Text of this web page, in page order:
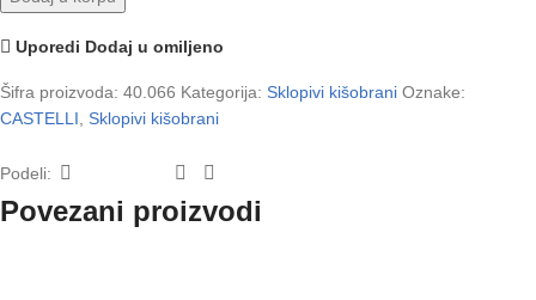
Uporedi Dodaj u omiljeno
Šifra proizvoda: 40.066 Kategorija: Sklopivi kišobrani Oznake:
CASTELLI, Sklopivi kišobrani
Podeli:
Povezani proizvodi